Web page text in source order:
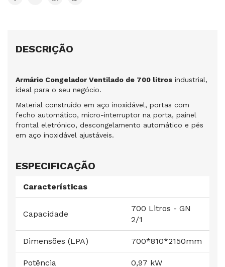
DESCRIÇÃO
Armário Congelador Ventilado de 700 litros industrial,
ideal para o seu negócio.
Material construído em aço inoxidável, portas com
fecho automático, micro-interruptor na porta, painel
frontal eletrónico, descongelamento automático e pés
em aço inoxidável ajustáveis.
ESPECIFICAÇÃO
Características
Capacidade
700 Litros - GN
2/1
Dimensões (LPA) 700*810*2150mm
Potência 0,97 kW